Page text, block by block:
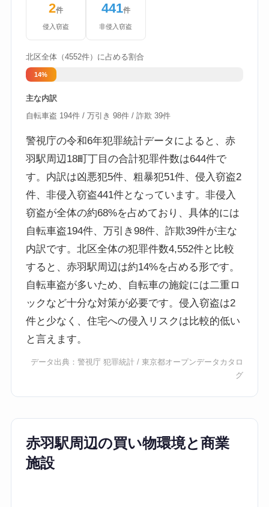
2件
侵入窃盗
441件
非侵入窃盗
北区全体（4552件）に占める割合
14%
主な内訳
自転車盗 194件 / 万引き 98件 / 詐欺 39件
警視庁の令和6年犯罪統計データによると、赤
羽駅周辺18町丁目の合計犯罪件数は644件で
す。内訳は凶悪犯5件、粗暴犯51件、侵入窃盗2
件、非侵入窃盗441件となっています。非侵入
窃盗が全体の約68%を占めており、具体的には
自転車盗194件、万引き98件、詐欺39件が主な
内訳です。北区全体の犯罪件数4,552件と比較
すると、赤羽駅周辺は約14%を占める形です。
自転車盗が多いため、自転車の施錠には二重ロ
ックなど十分な対策が必要です。侵入窃盗は2
件と少なく、住宅への侵入リスクは比較的低い
と言えます。
データ出典：警視庁 犯罪統計 /東京都オープンデータカタロ
グ
赤羽駅周辺の買い物環境と商業
施設